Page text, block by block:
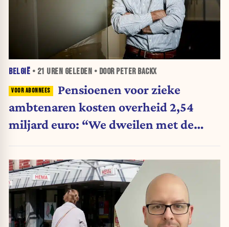
BELGIË • 21 UREN GELEDEN • DOOR PETER BACKX
Pensioenen voor zieke
ambtenaren kosten overheid 2,54
miljard euro: “We dweilen met de